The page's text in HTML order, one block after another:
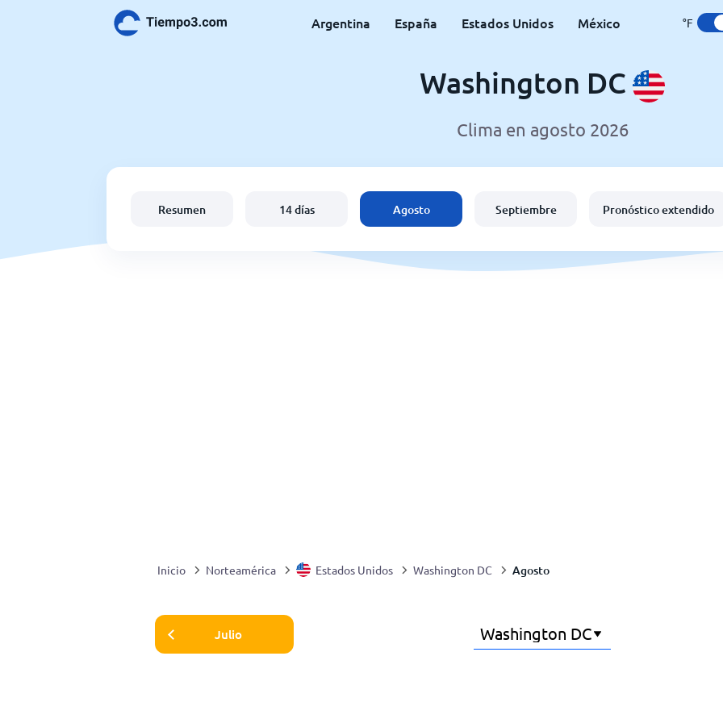
Argentina España Estados Unidos México °F
Washington DC
Clima en agosto 2026
Resumen 14 días Agosto Septiembre Pronóstico extendido
Inicio Norteamérica Estados Unidos Washington DC Agosto
Julio